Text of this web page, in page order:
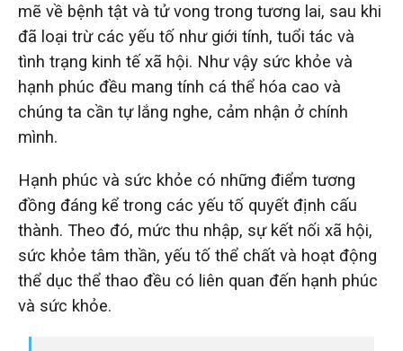
mẽ về bệnh tật và tử vong trong tương lai, sau khi
đã loại trừ các yếu tố như giới tính, tuổi tác và
tình trạng kinh tế xã hội. Như vậy sức khỏe và
hạnh phúc đều mang tính cá thể hóa cao và
chúng ta cần tự lắng nghe, cảm nhận ở chính
mình.
Hạnh phúc và sức khỏe có những điểm tương
đồng đáng kể trong các yếu tố quyết định cấu
thành. Theo đó, mức thu nhập, sự kết nối xã hội,
sức khỏe tâm thần, yếu tố thể chất và hoạt động
thể dục thể thao đều có liên quan đến hạnh phúc
và sức khỏe.